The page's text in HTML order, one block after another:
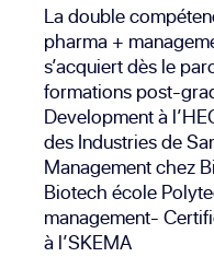
La double
pharma +
s’acquiert dès le
formations post-
Development à l’
des Industries de
Management chez
Biotech école
management-
à l’SKEMA